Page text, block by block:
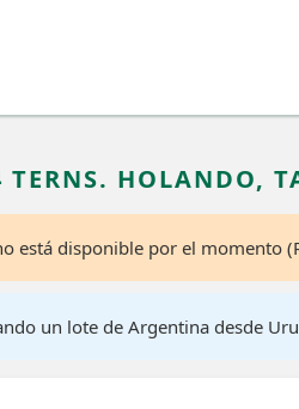
TERNS. HOLANDO,
está disponible por el momento
un lote de Argentina desde